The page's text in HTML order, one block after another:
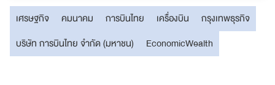
เศรษฐกิจ คมนาคม การบินไทย เครื่องบิน
กรุงเทพธุรกิจ
บริษัท การบินไทย จำกัด (มหาชน)
EconomicWealth